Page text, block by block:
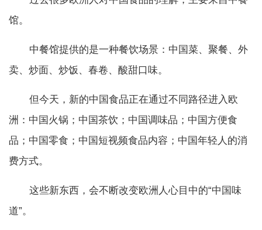
馆。
中餐馆提供的是一种餐饮场景：中国菜、聚餐、外
卖、炒面、炒饭、春卷、酸甜口味。
但今天，新的中国食品正在通过不同路径进入欧
洲：中国火锅；中国茶饮；中国调味品；中国方便食
品；中国零食；中国短视频食品内容；中国年轻人的消
费方式。
这些新东西，会不断改变欧洲人心目中的“中国味
道”。